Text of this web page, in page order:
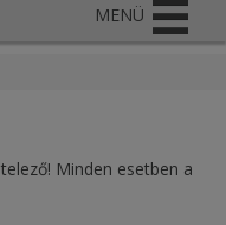
MENÜ
Minden esetben a